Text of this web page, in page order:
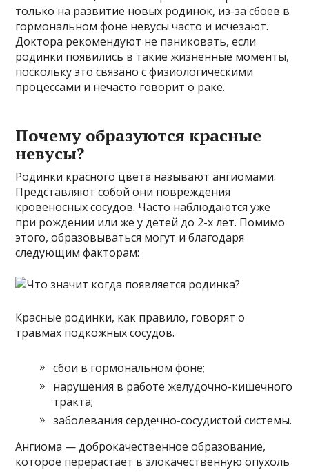
только на развитие новых родинок, из-за сбоев в
гормональном фоне невусы часто и исчезают.
Доктора рекомендуют не паниковать, если
родинки появились в такие жизненные моменты,
поскольку это связано с физиологическими
процессами и нечасто говорит о раке.
Почему образуются красные
невусы?
Родинки красного цвета называют ангиомами.
Представляют собой они повреждения
кровеносных сосудов. Часто наблюдаются уже
при рождении или же у детей до 2-х лет. Помимо
этого, образовываться могут и благодаря
следующим факторам:
Красные родинки, как правило, говорят о
травмах подкожных сосудов.
сбои в гормональном фоне;
нарушения в работе желудочно-кишечного
тракта;
заболевания сердечно-сосудистой системы.
Ангиома — доброкачественное образование,
которое перерастает в злокачественную опухоль